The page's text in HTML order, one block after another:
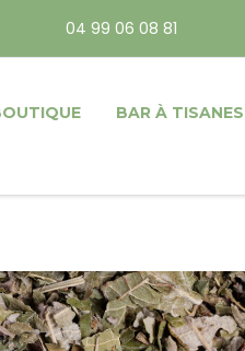
04 99 06 08 81
BAR À TISANES